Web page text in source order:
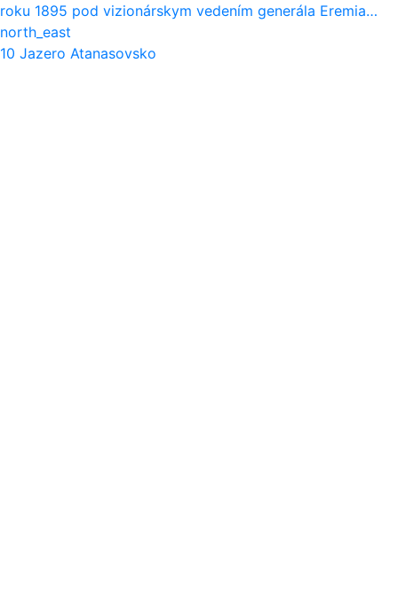
roku 1895 pod vizionárskym vedením generála Eremia…
north_east
10 Jazero Atanasovsko